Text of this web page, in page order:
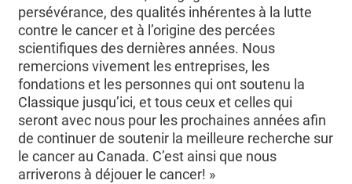
persévérance, des qualités inhérentes à la lutte
contre le cancer et à l’origine des percées
scientifiques des dernières années. Nous
remercions vivement les entreprises, les
fondations et les personnes qui ont soutenu la
Classique jusqu’ici, et tous ceux et celles qui
seront avec nous pour les prochaines années afin
de continuer de soutenir la meilleure recherche sur
le cancer au Canada. C’est ainsi que nous
arriverons à déjouer le cancer! »